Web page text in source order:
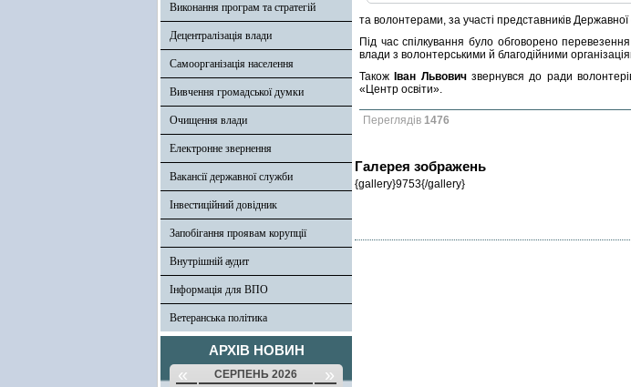
Виконання програм та стратегій
Децентралізація влади
Самоорганізація населення
Вивчення громадської думки
Очищення влади
Електронне звернення
Вакансії державної служби
Інвестиційний довідник
Запобігання проявам корупції
Внутрішній аудит
Інформація для ВПО
Ветеранська політика
АРХІВ НОВИН
« СЕРПЕНЬ 2026 »
та волонтерами, за участі представників
Під час спілкування було обговорено
влади з волонтерськими й благодійними
Також Іван Львовичзвернувся до ради
«Центр освіти».
Переглядів 1476
Галерея зображень
{gallery}9753{/gallery}